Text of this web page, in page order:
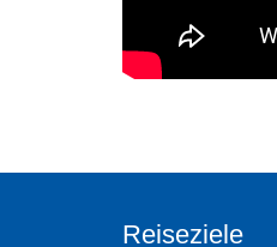
Reiseziele